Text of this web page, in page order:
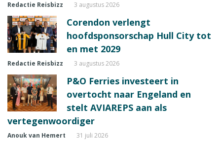
Redactie Reisbizz 3 augustus 2026
Corendon verlengt
hoofdsponsorschap Hull City tot
en met 2029
Redactie Reisbizz 3 augustus 2026
P&O Ferries investeert in
overtocht naar Engeland en
stelt AVIAREPS aan als
vertegenwoordiger
Anouk van Hemert 31 juli 2026